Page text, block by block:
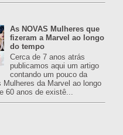
As NOVAS Mulheres que
fizeram a Marvel ao longo
do tempo
Cerca de 7 anos atrás
publicamos aqui um artigo
contando um pouco da
Mulheres da Marvel ao longo
60 anos de existê...